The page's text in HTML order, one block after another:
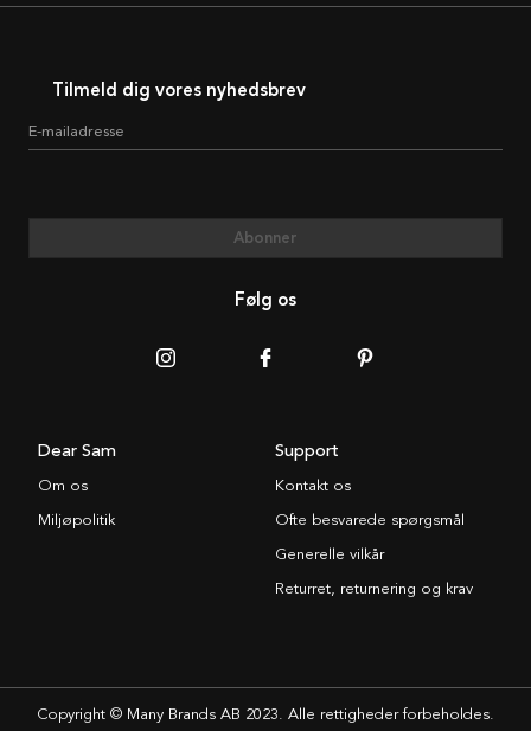
Tilmeld dig vores nyhedsbrev
E-mailadresse
Abonner
Følg os
Dear Sam
Om os
Miljøpolitik
Support
Kontakt os
Ofte besvarede spørgsmål
Generelle vilkår
Returret, returnering og krav
Copyright © Many Brands AB 2023. Alle rettigheder forbeholdes.